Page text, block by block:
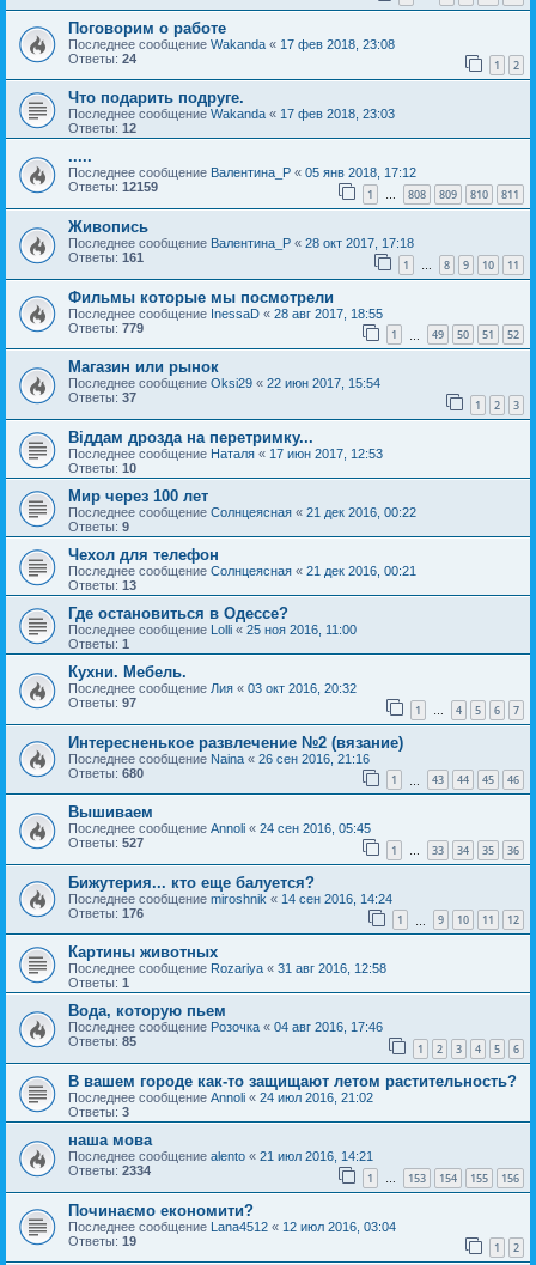
Поговорим о работе
Последнее сообщение Wakanda « 17 фев 2018, 23:08
Ответы: 24 1 2
Что подарить подруге.
Последнее сообщение Wakanda « 17 фев 2018, 23:03
Ответы: 12
.....
Последнее сообщение Валентина_Р « 05 янв 2018, 17:12
Ответы: 12159 1 … 808 809 810 811
Живопись
Последнее сообщение Валентина_Р « 28 окт 2017, 17:18
Ответы: 161 1 … 8 9 10 11
Фильмы которые мы посмотрели
Последнее сообщение InessaD « 28 авг 2017, 18:55
Ответы: 779 1 49 50 51 52
Магазин или рынок
Последнее сообщение Oksi29 « 22 июн 2017, 15:54
Ответы: 37 1 2 3
Віддам дрозда на перетримку...
Последнее сообщение Наталя « 17 июн 2017, 12:53
Ответы: 10
Мир через 100 лет
Последнее сообщение Солнцеясная « 21 дек 2016, 00:22
Ответы: 9
Чехол для телефон
Последнее сообщение Солнцеясная « 21 дек 2016, 00:21
Ответы: 13
Где остановиться в Одессе?
Последнее сообщение Lolli « 25 ноя 2016, 11:00
Ответы: 1
Кухни. Мебель.
Последнее сообщение Лия « 03 окт 2016, 20:32
Ответы: 97 1 4 5 6 7
Интересненькое развлечение №2 (вязание)
Последнее сообщение Naina « 26 сен 2016, 21:16
Ответы: 680 1 43 44 45 46
Вышиваем
Последнее сообщение Annoli « 24 сен 2016, 05:45
Ответы: 527 1 … 33 34 35 36
Бижутерия... кто еще балуется?
Последнее сообщение miroshnik « 14 сен 2016, 14:24
Ответы: 176 1 9 10 11 12
Картины животных
Последнее сообщение Rozariya « 31 авг 2016, 12:58
Ответы: 1
Вода, которую пьем
Последнее сообщение Розочка « 04 авг 2016, 17:46
Ответы: 85 1 2 3 4 5 6
В вашем городе как-то защищают летом растительность?
Последнее сообщение Annoli « 24 июл 2016, 21:02
Ответы: 3
наша мова
Последнее сообщение alento « 21 июл 2016, 14:21
Ответы: 2334 1 … 153 154 155 156
Починаємо економити?
Последнее сообщение Lana4512 « 12 июл 2016, 03:04
Ответы: 19 1 2